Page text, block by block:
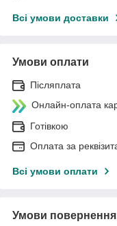
Всі умови доставки
Умови оплати
Післяплата
Онлайн-оплата
Готівкою
Оплата за
Всі умови оплати
Умови повернення